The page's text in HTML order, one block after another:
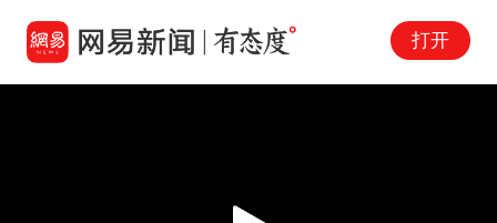
打开